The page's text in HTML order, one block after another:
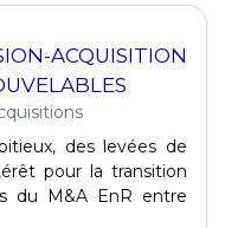
ACQUISITION
des levées de
pour la transition
du M&A EnR entre